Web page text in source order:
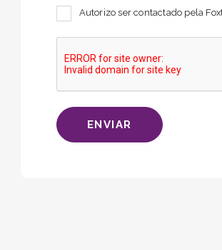
Autorizo ser contactado pela